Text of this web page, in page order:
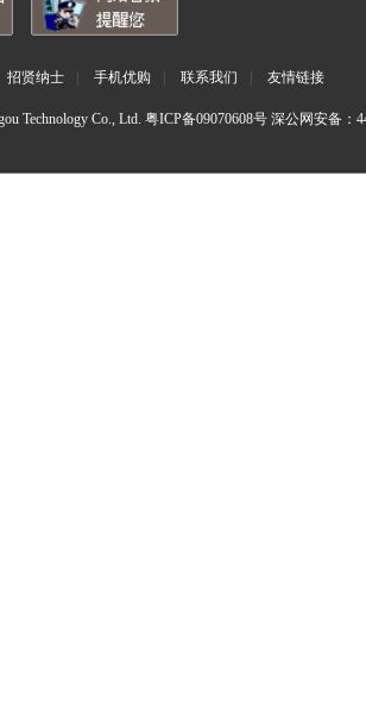
招贤纳士 手机优购 联系我们 友情链接
Technology Co., Ltd. 粤ICP备09070608号 深公网安备：